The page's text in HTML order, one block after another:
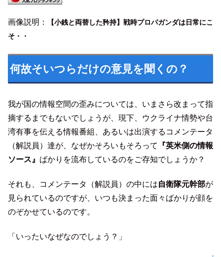
画像説明：
【小銭と両替した矜持】戦時プロパガンダは日常にこ
そ・・
何故そいつらだけの意見を聞くの？
我が国の情報空間の歪みについては、いまさら改まって指
摘するまでもないでしょうが、現下、ウクライナ情勢や台
湾有事を伝える情報番組、あるいは出演するコメンテータ
（解説員）達が、なぜかそろいもそろって
『英米側の情報
ソース』 ばかりを流布しているのをご存知でしょうか？
それも、コメンテータ（解説員）の中には自衛隊元幹部が
見られているのですが、いつも決まった面々ばかりが顔を
のぞかせているのです。
「いったいなぜなのでしょう？」